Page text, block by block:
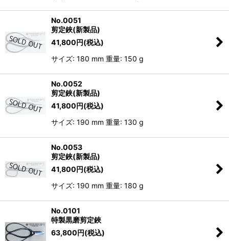
No.0051
剪定鋏(新製品)
41,800円(税込)
サイズ: 180 mm 重量: 150 g
No.0052
剪定鋏(新製品)
41,800円(税込)
サイズ: 190 mm 重量: 130 g
No.0053
剪定鋏(新製品)
41,800円(税込)
サイズ: 190 mm 重量: 180 g
No.0101
特製黒磨剪定鋏
63,800円(税込)